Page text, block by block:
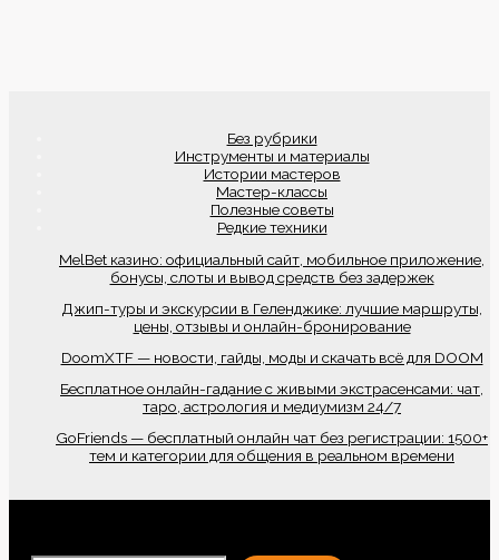
Без рубрики
Инструменты и материалы
Истории мастеров
Мастер-классы
Полезные советы
Редкие техники
MelBet казино: официальный сайт, мобильное приложение,
бонусы, слоты и вывод средств без задержек
Джип-туры и экскурсии в Геленджике: лучшие маршруты,
цены, отзывы и онлайн-бронирование
DoomXTF — новости, гайды, моды и скачать всё для DOOM
Бесплатное онлайн-гадание с живыми экстрасенсами: чат,
таро, астрология и медиумизм 24/7
GoFriends — бесплатный онлайн чат без регистрации: 1500+
тем и категории для общения в реальном времени